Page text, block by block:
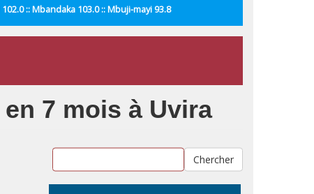
:: Mbandaka 103.0 :: Mbuji-mayi 93.8
7 mois à Uvira
Chercher